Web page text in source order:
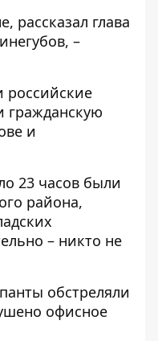
рассказал глава
–
российские
гражданскую
и
23 часов были
района,
– никто не
обстреляли
офисное